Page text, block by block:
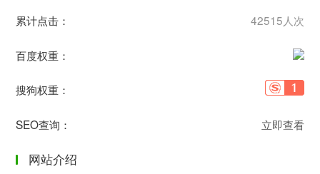
累计点击： 42515人次
百度权重：
搜狗权重：
SEO查询： 立即查看
网站介绍